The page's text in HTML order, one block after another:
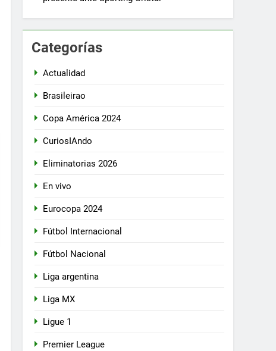
Categorías
Actualidad
Brasileirao
Copa América 2024
CuriosIAndo
Eliminatorias 2026
En vivo
Eurocopa 2024
Fútbol Internacional
Fútbol Nacional
Liga argentina
Liga MX
Ligue 1
Premier League